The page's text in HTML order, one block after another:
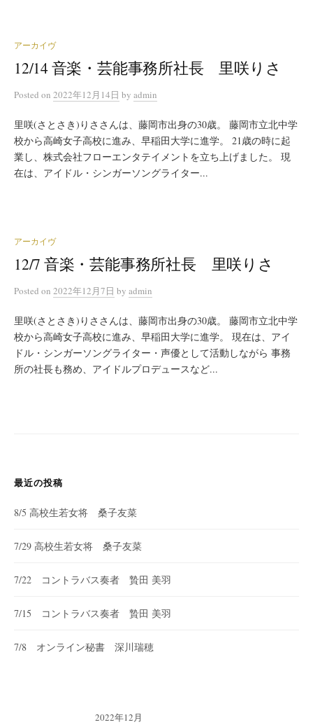
アーカイヴ
12/14 音楽・芸能事務所社長 里咲りさ
Posted on 2022年12月14日 by admin
里咲(さとさき)りささんは、藤岡市出身の30歳。 藤岡市立北中学
校から高崎女子高校に進み、早稲田大学に進学。 21歳の時に起
業し、株式会社フローエンタテイメントを立ち上げました。 現
在は、アイドル・シンガーソングライター...
アーカイヴ
12/7 音楽・芸能事務所社長 里咲りさ
Posted on 2022年12月7日 by admin
里咲(さとさき)りささんは、藤岡市出身の30歳。 藤岡市立北中学
校から高崎女子高校に進み、早稲田大学に進学。 現在は、アイ
ドル・シンガーソングライター・声優として活動しながら 事務
所の社長も務め、アイドルプロデュースなど...
最近の投稿
8/5 高校生若女将 桑子友菜
7/29 高校生若女将 桑子友菜
7/22 コントラバス奏者 贄田 美羽
7/15 コントラバス奏者 贄田 美羽
7/8 オンライン秘書 深川瑞穂
2022年12月